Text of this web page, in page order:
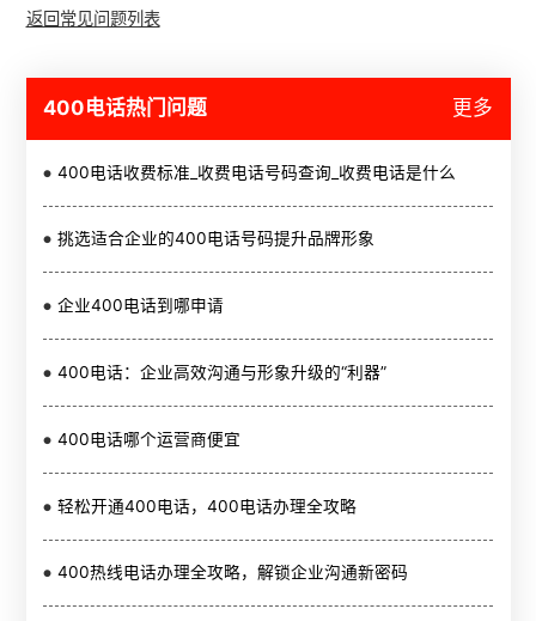
返回常见问题列表
400电话热门问题 更多
400电话收费标准_收费电话号码查询_收费电话是什么
挑选适合企业的400电话号码提升品牌形象
企业400电话到哪申请
400电话：企业高效沟通与形象升级的“利器”
400电话哪个运营商便宜
轻松开通400电话，400电话办理全攻略
400热线电话办理全攻略，解锁企业沟通新密码